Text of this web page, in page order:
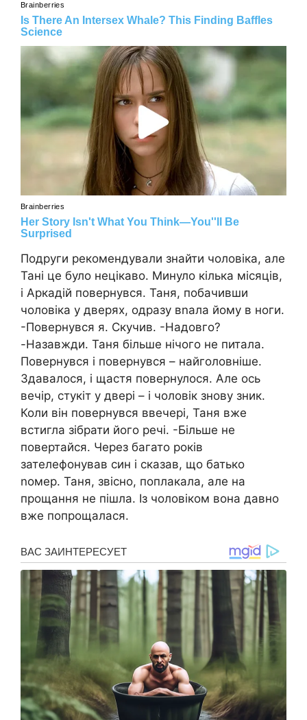
Подруги рекомендували знайти чоловіка, але
Тані це було нецікаво. Минуло кілька місяців,
і Аркадій повернувся. Таня, побачивши
чоловіка у дверях, одразу вnала йому в ноги.
-Повернувся я. Скучив. -Надовго?
-Назавжди. Таня більше нічого не питала.
Повернувся і повернувся – найголовніше.
Здавалося, і щастя повернулося. Але ось
вечір, стукіт у двері – і чоловік знову зник.
Коли він повернувся ввечері, Таня вже
встигла зібрати його речі. -Більше не
повертайся. Через багато років
зателефонував син і сказав, що батько
nомер. Таня, звісно, поплакала, але на
прощання не пішла. Із чоловіком вона давно
вже попрощалася.